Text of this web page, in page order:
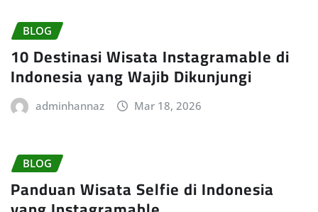
BLOG
10 Destinasi Wisata Instagramable di
Indonesia yang Wajib Dikunjungi
adminhannaz Mar 18, 2026
BLOG
Panduan Wisata Selfie di Indonesia